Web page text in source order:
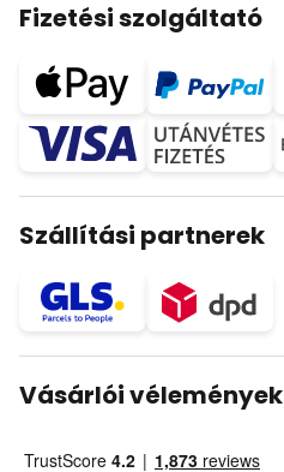
Fizetési szolgáltató
Szállítási partnerek
Vásárlói vélemények